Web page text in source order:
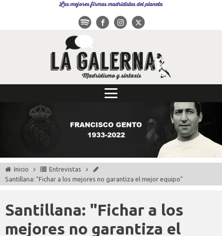
Las mejores firmas madridistas del planeta
Inicio
Entrevistas
Santillana: "Fichar a los mejores no garantiza el mejor equipo"
Santillana: "Fichar a los
mejores no garantiza el